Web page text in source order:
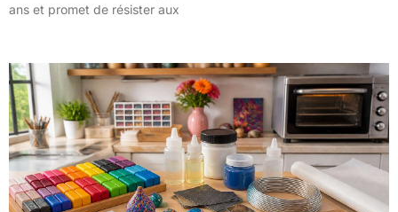
ans et promet de résister aux